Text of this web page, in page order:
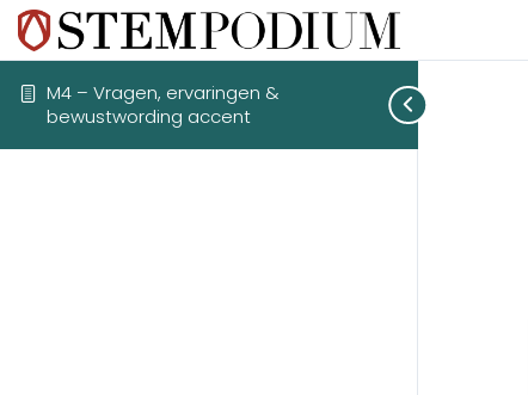
M4 – Vragen, ervaringen &
bewustwording accent